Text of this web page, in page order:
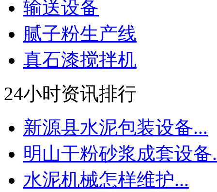
输送设备
腻子粉生产线
真石漆搅拌机
24小时资讯排行
新源县水泥包装设备...
明山干粉砂浆成套设备
水泥机械怎样维护...